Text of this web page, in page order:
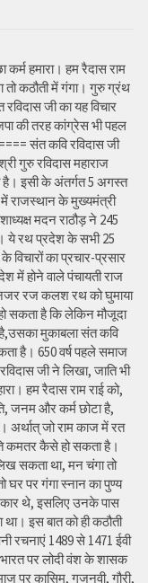
हमारा। हम रैदास राम
तो कठौती में गंगा। गुरु ग्रंथ
जी का यह विचार
की तरह कांग्रेस भी पहल
संत कवि रविदास जी
गुरु रविदास महाराज
इसी के अंतर्गत 5 अगस्त
राजस्थान के मुख्यमंत्री
मदन राठौड़ ने 245
ये रथ प्रदेश के सभी 25
विचारों का प्रचार-प्रसार
में होने वाले पंचायती राज
रज कलश रथ को घुमाया
सकता है कि लेकिन मौजूदा
मुकाबला संत कवि
है। 650 वर्ष पहले समाज
जी ने लिखा, जाति भी
हम रैदास राम राई को,
जनम और कर्म छोटा है,
अर्थात् जो राम काज में रत
कमतर कैसे हो सकता है।
सकता था, मन चंगा तो
घर पर गंगा स्नान का पुण्य
थे, इसलिए उनके पास
था। इस बात को ही कठौती
रचनाएं 1489 से 1471 ईवी
पर लोदी वंश के शासक
पर कासिम, गजनवी, गौरी,